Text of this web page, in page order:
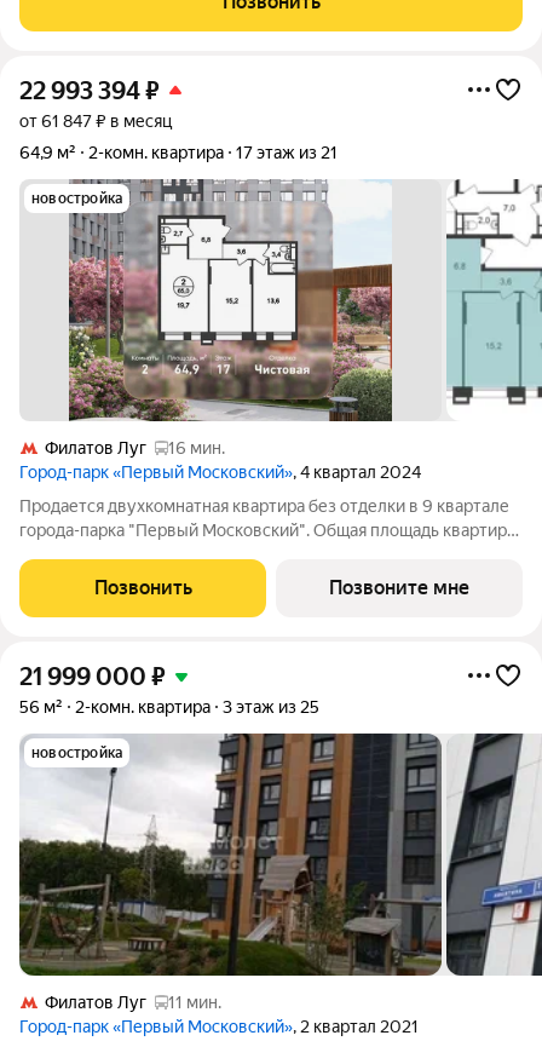
кухня с эркером 12.9 кв.м. Распашонка
22 993 394₽
от 61 847 ₽ в месяц
64,9 м²
2-комн. квартира 17 этаж из 21
новостройка
Филатов Луг
16 мин.
Город-парк «Первый Московский», 4 квартал 2024
Продается двухкомнатная квартира без отделки в 9 квартале
города-парка "Первый Московский". Общая площадь квартиры
дома - монолитный. Только до 11.05.26 г. : -скидки на покупку
Позвонить Позвоните мне
21 999 000 ₽
56 м² 2-комн. квартира 3 этаж из 25
новостройка
Филатов Луг
11 мин.
Город-парк «Первый Московский», 2 квартал 2021